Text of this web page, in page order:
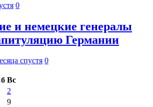
0
и немецкие генералы
Германии
спустя 0
Вс
2
9